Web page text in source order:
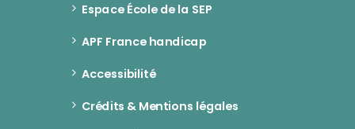
Espace École de la SEP
APF France handicap
Accessibilité
Crédits & Mentions légales